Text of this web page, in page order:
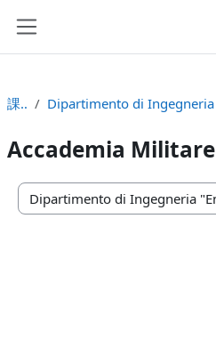
課程
Accademia Militare
課程類別